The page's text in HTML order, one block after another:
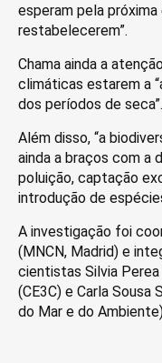
esperam pela
restabelecerem”.
Chama ainda a
climáticas estarem a
dos períodos de seca”.
Além disso, “a
ainda a braços com a
poluição, captação
introdução de
A investigação foi
(MNCN, Madrid) e
cientistas Silvia
(CE3C) e Carla Sousa
do Mar e do